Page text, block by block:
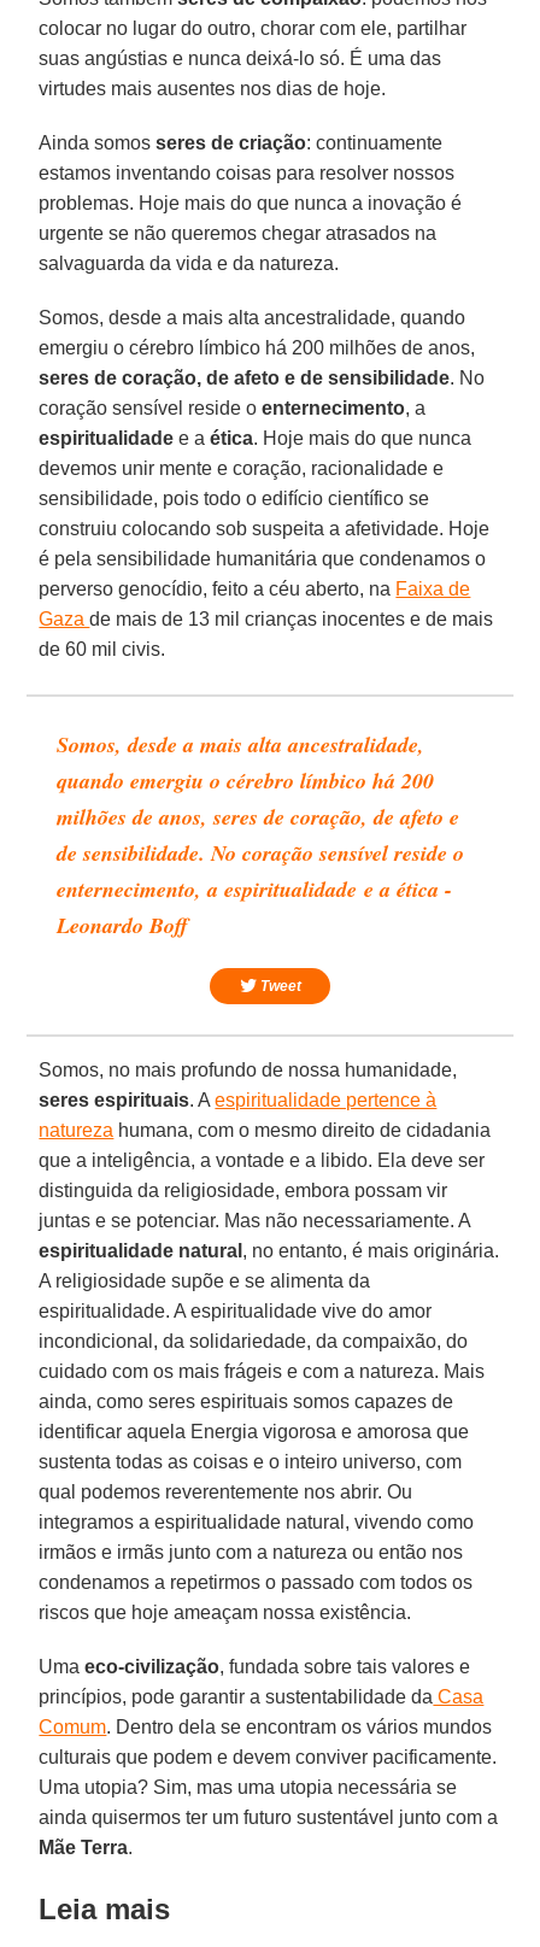
colocar no lugar do outro, chorar com ele, partilhar
suas angústias e nunca deixá-lo só. É uma das
virtudes mais ausentes nos dias de hoje.
Ainda somosseres de criação: continuamente
estamos inventando coisas para resolver nossos
problemas. Hoje mais do que nunca a inovação é
urgente se não queremos chegar atrasados na
salvaguarda da vida e da natureza.
Somos, desde a mais alta ancestralidade, quando
emergiu o cérebro límbico há 200 milhões de anos,
seres de coração, de afeto e de sensibilidade. No
coração sensível reside oenternecimento, a
espiritualidade e aética. Hoje mais do que nunca
devemos unir mente e coração, racionalidade e
sensibilidade, pois todo o edifício científico se
construiu colocando sob suspeita a afetividade. Hoje
é pela sensibilidade humanitária que condenamos o
perverso genocídio, feito a céu aberto, na Faixa de
Gazade mais de 13 mil crianças inocentes e de mais
de 60 mil civis.
Somos, desde a mais alta ancestralidade,
quando emergiu o cérebro límbico há 200
milhões de anos, seres de coração, de afeto e
de sensibilidade. No coração sensível reside o
enternecimento, a espiritualidade e a ética -
Leonardo Boff
Tweet
Somos, no mais profundo de nossa humanidade,
seres espirituais. Aespiritualidade pertence à
natureza humana, com o mesmo direito de cidadania
que a inteligência, a vontade e a libido. Ela deve ser
distinguida da religiosidade, embora possam vir
juntas e se potenciar. Mas não necessariamente. A
espiritualidade natural , no entanto, é mais originária.
A religiosidade supõe e se alimenta da
espiritualidade. A espiritualidade vive do amor
incondicional, da solidariedade, da compaixão, do
cuidado com os mais frágeis e com a natureza. Mais
ainda, como seres espirituais somos capazes de
identificar aquela Energia vigorosa e amorosa que
sustenta todas as coisas e o inteiro universo, com
qual podemos reverentemente nos abrir. Ou
integramos a espiritualidade natural, vivendo como
irmãos e irmãs junto com a natureza ou então nos
condenamos a repetirmos o passado com todos os
riscos que hoje ameaçam nossa existência.
Umaeco-civilização, fundada sobre tais valores e
princípios, pode garantir a sustentabilidade da Casa
Comum. Dentro dela se encontram os vários mundos
culturais que podem e devem conviver pacificamente.
Uma utopia? Sim, mas uma utopia necessária se
ainda quisermos ter um futuro sustentável junto com a
Mãe Terra.
Leia mais